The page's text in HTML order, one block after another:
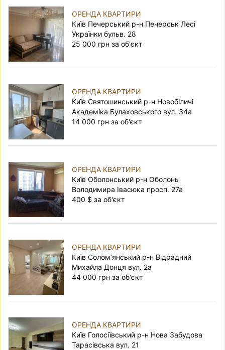
ОРЕНДА КВАРТИРИ
Київ Печерський р-н Печерськ Лесі
Українки бульв. 28
25 000 грн за об'єкт
ОРЕНДА КВАРТИРИ
Київ Святошинський р-н Новобіличі
Академіка Булаховського вул. 34а
14 000 грн за об'єкт
ОРЕНДА КВАРТИРИ
Київ Оболонський р-н Оболонь
Володимира Івасюка просп. 27а
400 $ за об'єкт
ОРЕНДА КВАРТИРИ
Київ Солом’янський р-н Відрадний
Михайла Донця вул. 2а
44 000 грн за об'єкт
ОРЕНДА КВАРТИРИ
Київ Голосіївський р-н Нова Забудова
Тарасівська вул. 21